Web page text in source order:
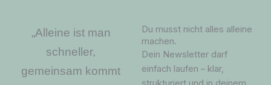
„Alleine ist man
schneller,
gemeinsam kommt
Du musst nicht alles alleine
machen.
Dein Newsletter darf
einfach laufen – klar,